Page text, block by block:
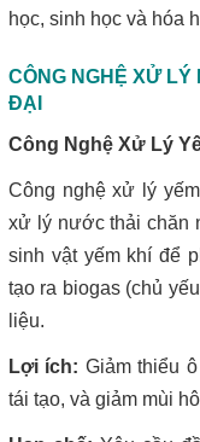
học, sinh học và hóa
CÔNG NGHỆ XỬ LÝ
ĐẠI
Công Nghệ Xử Lý
Công nghệ xử lý
xử lý nước thải chăn
sinh vật yếm khí để
tạo ra biogas (chủ
liệu.
Lợi ích: Giảm thiểu
tái tạo, và giảm mùi